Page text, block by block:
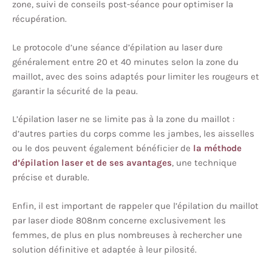
zone, suivi de conseils post-séance pour optimiser la
récupération.
Le protocole d’une séance d’épilation au laser dure
généralement entre 20 et 40 minutes selon la zone du
maillot, avec des soins adaptés pour limiter les rougeurs et
garantir la sécurité de la peau.
L’épilation laser ne se limite pas à la zone du maillot :
d’autres parties du corps comme les jambes, les aisselles
ou le dos peuvent également bénéficier de la méthode
d’épilation laser et de ses avantages, une technique
précise et durable.
Enfin, il est important de rappeler que l’épilation du maillot
par laser diode 808nm concerne exclusivement les
femmes, de plus en plus nombreuses à rechercher une
solution définitive et adaptée à leur pilosité.